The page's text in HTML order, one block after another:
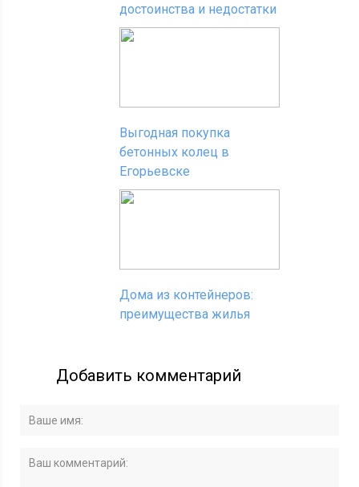
достоинства и недостатки
Выгодная покупка
бетонных колец в
Егорьевске
Дома из контейнеров:
преимущества жилья
Добавить комментарий